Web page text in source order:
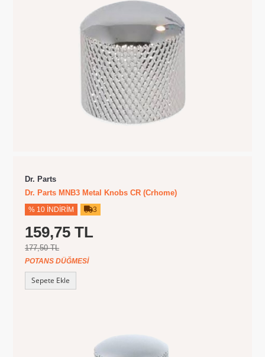
Dr. Parts
Dr. Parts MNB3 Metal Knobs CR (Crhome)
% 10 İNDIRIM 3
159,75 TL
177,50 TL
POTANS DÜĞMESI
Sepete Ekle